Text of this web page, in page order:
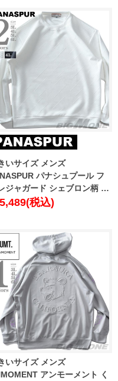
いサイズ メンズ
パナシュプール フ
ジャガード シェブロン柄 ク
ネック トレーナー 4731-
税込)
いサイズ メンズ
アンモーメント く